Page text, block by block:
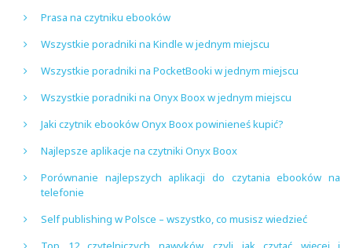
Prasa na czytniku ebooków
Wszystkie poradniki na Kindle w jednym miejscu
Wszystkie poradniki na PocketBooki w jednym miejscu
Wszystkie poradniki na Onyx Boox w jednym miejscu
Jaki czytnik ebooków Onyx Boox powinieneś kupić?
Najlepsze aplikacje na czytniki Onyx Boox
Porównanie najlepszych aplikacji do czytania ebooków na
telefonie
Self publishing w Polsce – wszystko, co musisz wiedzieć